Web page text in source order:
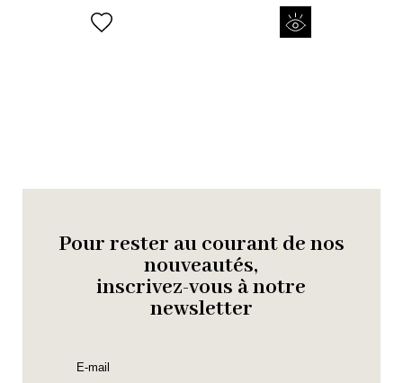
Pour rester au courant de nos
nouveautés,
inscrivez-vous à notre
newsletter